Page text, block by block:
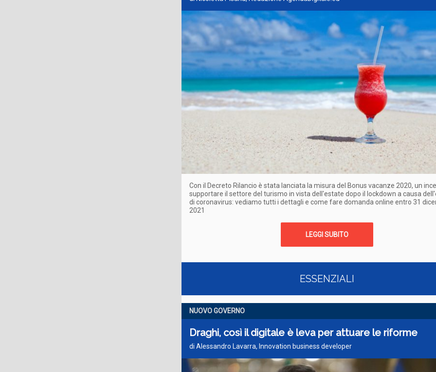
Con il Decreto Rilancio è stata lanciata la misura del Bonus vacanze 2020, un
supportare il settore del turismo in vista dell'estate dopo il lockdown a causa
di coronavirus: vediamo tutti i dettagli e come fare domanda online entro 31
2021
LEGGI SUBITO
ESSENZIALI
NUOVO GOVERNO
Draghi, così il digitale è leva per attuare le riforme
di Alessandro Lavarra, Innovation business developer